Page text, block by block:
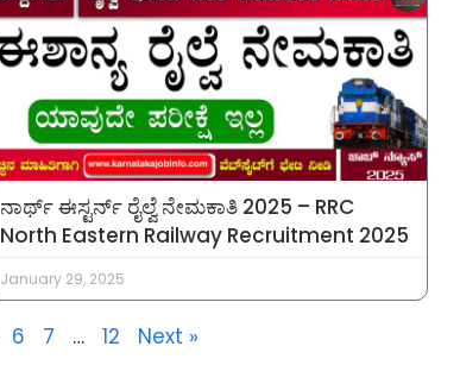
ನಾರ್ಥ್ ಈಸ್ಟರ್ನ್ ರೈಲ್ವೆ ನೇಮಕಾತಿ 2025 – RRC
North Eastern Railway Recruitment 2025
January 29, 2025
6 7 … 12 Next »